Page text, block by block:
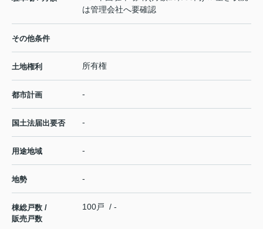
は管理会社へ要確認
その他条件
土地権利 所有権
都市計画 -
国土法届出要否 -
用途地域 -
地勢 -
棟総戸数 /
販売戸数
100戸 / -